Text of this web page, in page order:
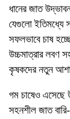
ধানের জাত
যেগুলো ইতিমধ্যে
সফলভাবে চাষ
উচ্চমাত্রার লবণ
কৃষকদের নতুন
গম চাষেও এসেছে
সহনশীল জাত